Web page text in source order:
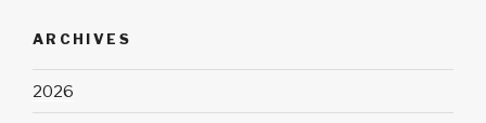
ARCHIVES
2026